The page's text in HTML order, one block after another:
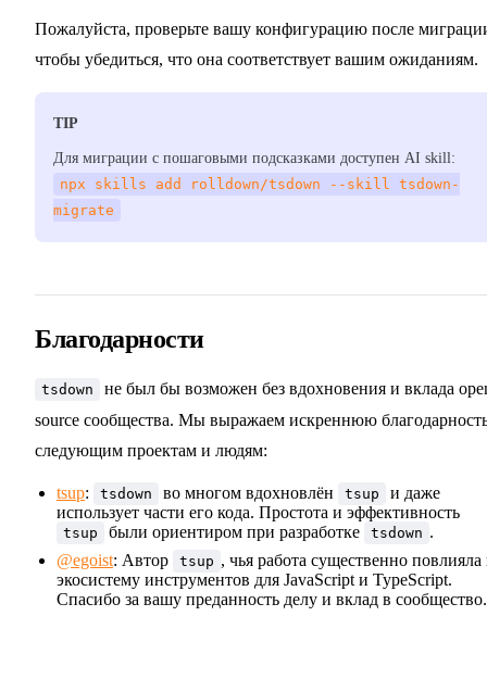
Пожалуйста, проверьте вашу конфигурацию после
чтобы убедиться, что она соответствует вашим ожиданиям.
TIP
Для миграции с пошаговыми подсказками доступен AI skill:
npx skills add rolldown/tsdown --skill tsdown-
migrate
Благодарности
tsdown
не был бы возможен без вдохновения и вклада
source сообщества. Мы выражаем искреннюю
следующим проектам и людям:
tsup: tsdown во многом вдохновлён tsup
и даже
использует части его кода. Простота и эффективность
tsup были ориентиром при разработке tsdown .
@egoist: Автор tsup , чья работа существенно повлияла
экосистему инструментов для JavaScript и TypeScript.
Спасибо за вашу преданность делу и вклад в сообщество.